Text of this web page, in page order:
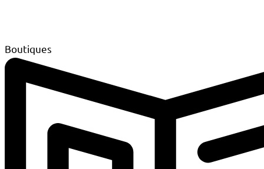
Boutiques